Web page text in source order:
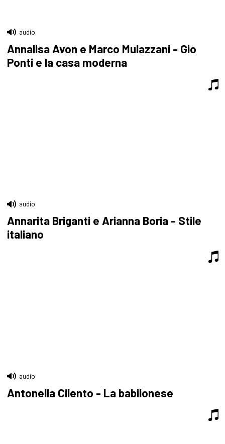
audio
Annalisa Avon e Marco Mulazzani - Gio
Ponti e la casa moderna
audio
Annarita Briganti e Arianna Boria - Stile
italiano
audio
Antonella Cilento - La babilonese